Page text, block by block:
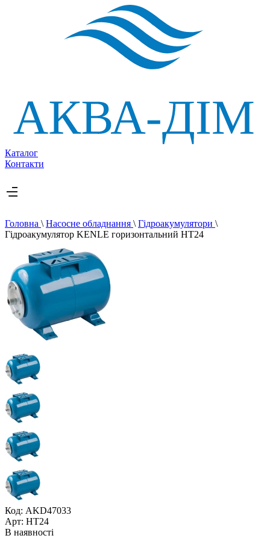
Каталог
Контакти
Головна \ Насосне обладнання \ Гідроакумулятори \
Гідроакумулятор KENLE горизонтальний НT24
Код: AKD47033
Арт: НT24
В наявності